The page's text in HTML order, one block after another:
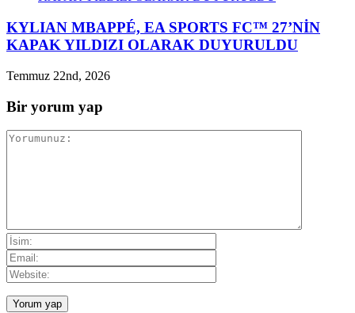
KYLIAN MBAPPÉ, EA SPORTS FC™ 27’NİN
KAPAK YILDIZI OLARAK DUYURULDU
Temmuz 22nd, 2026
Bir yorum yap